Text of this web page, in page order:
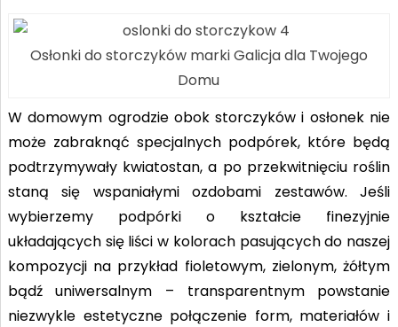
Osłonki do storczyków marki Galicja dla Twojego
Domu
W domowym ogrodzie obok storczyków i osłonek nie
może zabraknąć specjalnych podpórek, które będą
podtrzymywały kwiatostan, a po przekwitnięciu roślin
staną się wspaniałymi ozdobami zestawów. Jeśli
wybierzemy podpórki o kształcie finezyjnie
układających się liści w kolorach pasujących do naszej
kompozycji na przykład fioletowym, zielonym, żółtym
bądź uniwersalnym – transparentnym powstanie
niezwykle estetyczne połączenie form, materiałów i